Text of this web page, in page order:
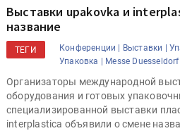
Выставки upakovka и
название
ТЕГИ Конференции | Выставки |
Упаковка |
Messe Duesseldorf |
Организаторы международной
оборудования и готовых
специализированной выставки
interplastica объявили о смене